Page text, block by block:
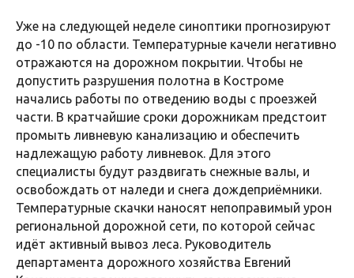
Уже на следующей неделе синоптики прогнозируют
до -10 по области. Температурные качели негативно
отражаются на дорожном покрытии. Чтобы не
допустить разрушения полотна в Костроме
начались работы по отведению воды с проезжей
части. В кратчайшие сроки дорожникам предстоит
промыть ливневую канализацию и обеспечить
надлежащую работу ливневок. Для этого
специалисты будут раздвигать снежные валы, и
освобождать от наледи и снега дождеприёмники.
Температурные скачки наносят непоправимый урон
региональной дорожной сети, по которой сейчас
идёт активный вывоз леса. Руководитель
департамента дорожного хозяйства Евгений